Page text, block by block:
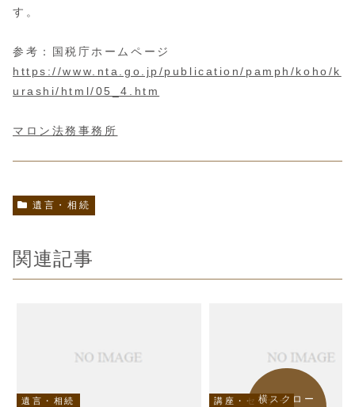
す。
参考：国税庁ホームページ
https://www.nta.go.jp/publication/pamph/koho/k
urashi/html/05_4.htm
マロン法務事務所
遺言・相続
関連記事
遺言・相続 講座・セミナー
横スクロー